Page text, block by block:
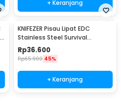
+ Keranjang
KNIFEZER Pisau Lipat EDC
Stainless Steel Survival
Outdoor Knife - 440C
Rp36.600
Rp65.900 45%
+ Keranjang